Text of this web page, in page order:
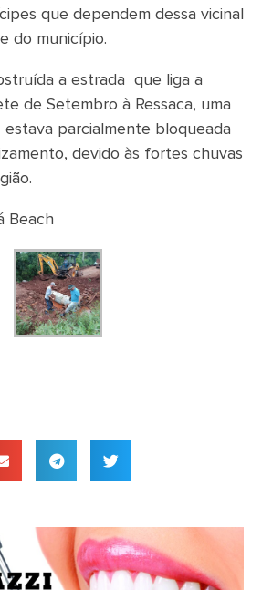
que dependem dessa vicinal
do município.
a estrada que liga a
de Setembro à Ressaca, uma
parcialmente bloqueada
devido às fortes chuvas
Beach